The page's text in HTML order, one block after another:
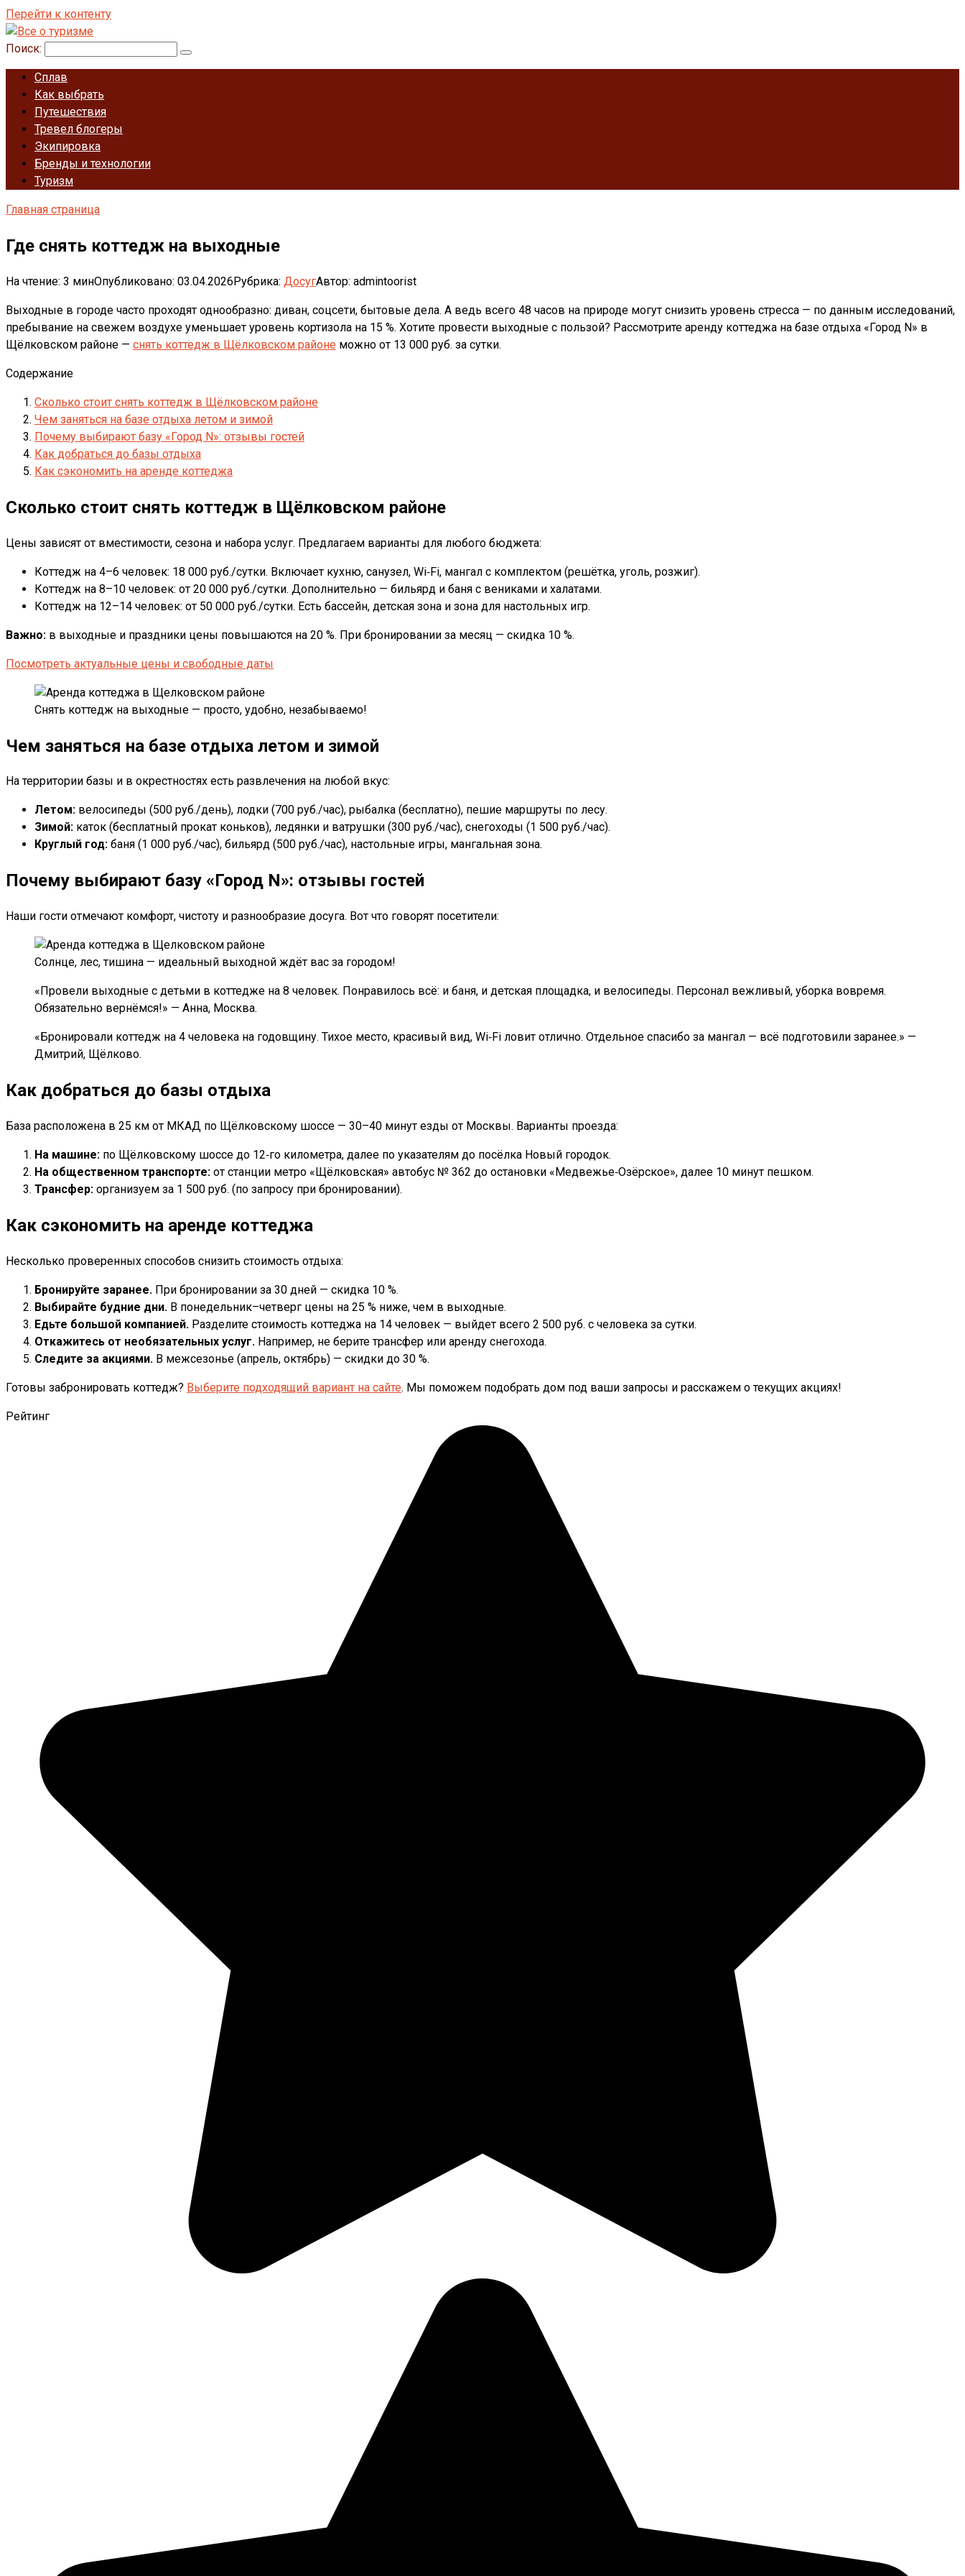
Перейти к контенту
Поиск:
Сплав
Как выбрать
Путешествия
Тревел блогеры
Экипировка
Бренды и технологии
Туризм
Главная страница
Где снять коттедж на выходные
На чтение: 3 минОпубликовано: 03.04.2026Рубрика: ДосугАвтор: admintoorist
Выходные в городе часто проходят однообразно: диван, соцсети, бытовые дела. А ведь всего 48 часов на природе могут снизить уровень стресса — по данным исследований,
пребывание на свежем воздухе уменьшает уровень кортизола на 15 %. Хотите провести выходные с пользой? Рассмотрите аренду коттеджа на базе отдыха «Город N» в
Щёлковском районе — снять коттедж в Щёлковском районе можно от 13 000 руб. за сутки.
Содержание
Сколько стоит снять коттедж в Щёлковском районе
Чем заняться на базе отдыха летом и зимой
Почему выбирают базу «Город N»: отзывы гостей
Как добраться до базы отдыха
Как сэкономить на аренде коттеджа
Сколько стоит снять коттедж в Щёлковском районе
Цены зависят от вместимости, сезона и набора услуг. Предлагаем варианты для любого бюджета:
Коттедж на 4–6 человек: 18 000 руб./сутки. Включает кухню, санузел, Wi‑Fi, мангал с комплектом (решётка, уголь, розжиг).
Коттедж на 8–10 человек: от 20 000 руб./сутки. Дополнительно — бильярд и баня с вениками и халатами.
Коттедж на 12–14 человек: от 50 000 руб./сутки. Есть бассейн, детская зона и зона для настольных игр.
Важно: в выходные и праздники цены повышаются на 20 %. При бронировании за месяц — скидка 10 %.
Посмотреть актуальные цены и свободные даты
Снять коттедж на выходные — просто, удобно, незабываемо!
Чем заняться на базе отдыха летом и зимой
На территории базы и в окрестностях есть развлечения на любой вкус:
Летом: велосипеды (500 руб./день), лодки (700 руб./час), рыбалка (бесплатно), пешие маршруты по лесу.
Зимой: каток (бесплатный прокат коньков), ледянки и ватрушки (300 руб./час), снегоходы (1 500 руб./час).
Круглый год: баня (1 000 руб./час), бильярд (500 руб./час), настольные игры, мангальная зона.
Почему выбирают базу «Город N»: отзывы гостей
Наши гости отмечают комфорт, чистоту и разнообразие досуга. Вот что говорят посетители:
Солнце, лес, тишина — идеальный выходной ждёт вас за городом!
«Провели выходные с детьми в коттедже на 8 человек. Понравилось всё: и баня, и детская площадка, и велосипеды. Персонал вежливый, уборка вовремя.
Обязательно вернёмся!» — Анна, Москва.
«Бронировали коттедж на 4 человека на годовщину. Тихое место, красивый вид, Wi‑Fi ловит отлично. Отдельное спасибо за мангал — всё подготовили заранее.» —
Дмитрий, Щёлково.
Как добраться до базы отдыха
База расположена в 25 км от МКАД по Щёлковскому шоссе — 30–40 минут езды от Москвы. Варианты проезда:
На машине: по Щёлковскому шоссе до 12‑го километра, далее по указателям до посёлка Новый городок.
На общественном транспорте: от станции метро «Щёлковская» автобус № 362 до остановки «Медвежье‑Озёрское», далее 10 минут пешком.
Трансфер: организуем за 1 500 руб. (по запросу при бронировании).
Как сэкономить на аренде коттеджа
Несколько проверенных способов снизить стоимость отдыха:
Бронируйте заранее. При бронировании за 30 дней — скидка 10 %.
Выбирайте будние дни. В понедельник–четверг цены на 25 % ниже, чем в выходные.
Едьте большой компанией. Разделите стоимость коттеджа на 14 человек — выйдет всего 2 500 руб. с человека за сутки.
Откажитесь от необязательных услуг. Например, не берите трансфер или аренду снегохода.
Следите за акциями. В межсезонье (апрель, октябрь) — скидки до 30 %.
Готовы забронировать коттедж? Выберите подходящий вариант на сайте. Мы поможем подобрать дом под ваши запросы и расскажем о текущих акциях!
Рейтинг